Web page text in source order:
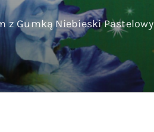
z Gumką Niebieski Pastelowy